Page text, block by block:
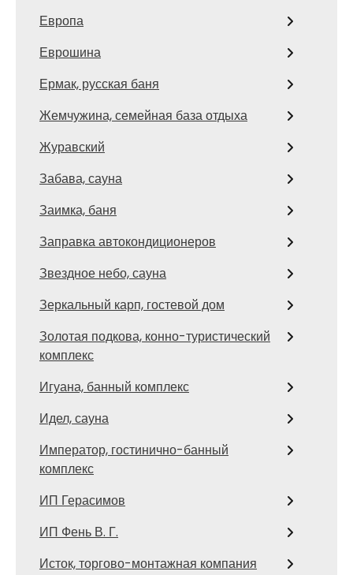
Европа
Еврошина
Ермак, русская баня
Жемчужина, семейная база отдыха
Журавский
Забава, сауна
Заимка, баня
Заправка автокондиционеров
Звездное небо, сауна
Зеркальный карп, гостевой дом
Золотая подкова, конно-туристический
комплекс
Игуана, банный комплекс
Идел, сауна
Император, гостинично-банный
комплекс
ИП Герасимов
ИП Фень В. Г.
Исток, торгово-монтажная компания